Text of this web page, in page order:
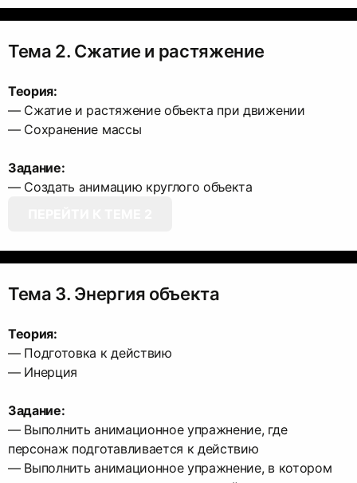
Тема 2. Сжатие и растяжение
Теория:
— Сжатие и растяжение объекта при движении
— Сохранение массы
Задание:
Тема 3. Энергия объекта
Теория:
— Подготовка к действию
— Инерция
Задание:
— Выполнить анимационное упражнение, где
персонаж подготавливается к действию
— Выполнить анимационное упражнение, в котором